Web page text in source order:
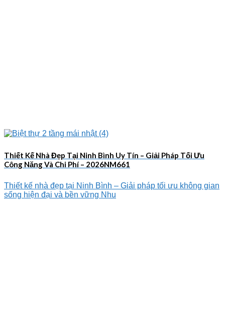
Thiết Kế Nhà Đẹp Tại Ninh Bình Uy Tín – Giải Pháp Tối Ưu
Công Năng Và Chi Phí – 2026NM661
Thiết kế nhà đẹp tại Ninh Bình – Giải pháp tối ưu không gian
sống hiện đại và bền vững Nhu